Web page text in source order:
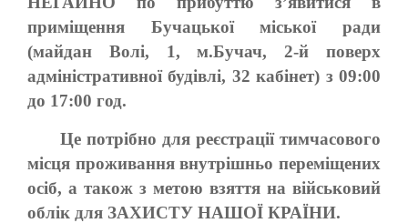
приміщення Бучацької міської ради
(майдан Волі, 1, м.Бучач, 2-й поверх
адміністративної будівлі, 32 кабінет) з 09:00
до 17:00 год.
Це потрібно для реєстрації тимчасового
місця проживання внутрішньо переміщених
осіб, а також з метою взяття на військовий
облік для ЗАХИСТУ НАШОЇ КРАЇНИ.